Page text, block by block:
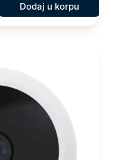
Dodaj u korpu